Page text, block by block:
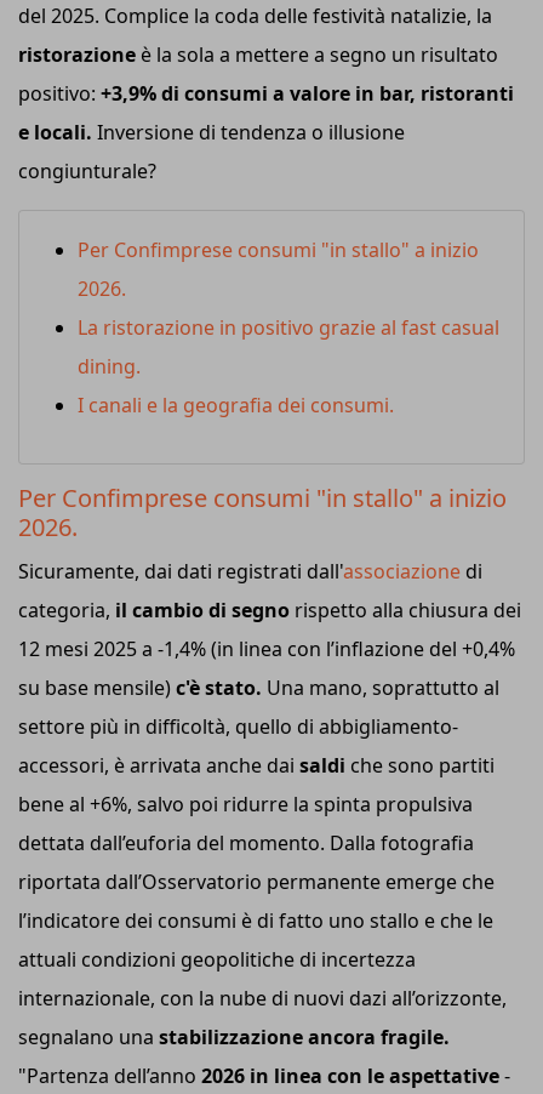
del 2025. Complice la coda delle festività natalizie, la
ristorazione è la sola a mettere a segno un risultato
positivo: +3,9% di consumi a valore in bar, ristoranti
e locali. Inversione di tendenza o illusione
congiunturale?
Per Confimprese consumi "in stallo" a inizio
2026.
La ristorazione in positivo grazie al fast casual
dining.
I canali e la geografia dei consumi.
Per Confimprese consumi "in stallo" a inizio
2026.
Sicuramente, dai dati registrati dall'associazione di
categoria, il cambio di segno rispetto alla chiusura dei
12 mesi 2025 a -1,4% (in linea con l’inflazione del +0,4%
su base mensile) c'è stato. Una mano, soprattutto al
settore più in difficoltà, quello di abbigliamento-
accessori, è arrivata anche dai saldi che sono partiti
bene al +6%, salvo poi ridurre la spinta propulsiva
dettata dall’euforia del momento. Dalla fotografia
riportata dall’Osservatorio permanente emerge che
l’indicatore dei consumi è di fatto uno stallo e che le
attuali condizioni geopolitiche di incertezza
internazionale, con la nube di nuovi dazi all’orizzonte,
segnalano una stabilizzazione ancora fragile.
"Partenza dell’anno 2026 in linea con le aspettative-